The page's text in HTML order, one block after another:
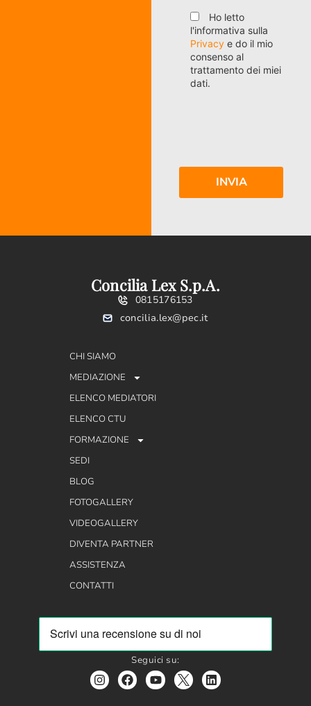
Ho letto
l'informativa sulla
Privacy e do il mio
consenso al
trattamento dei miei
dati.
Concilia Lex S.p.A.
0815176153
concilia.lex@pec.it
CHI SIAMO
MEDIAZIONE
ELENCO MEDIATORI
ELENCO CTU
FORMAZIONE
SEDI
BLOG
FOTOGALLERY
VIDEOGALLERY
DIVENTA PARTNER
ASSISTENZA
CONTATTI
Seguici su: